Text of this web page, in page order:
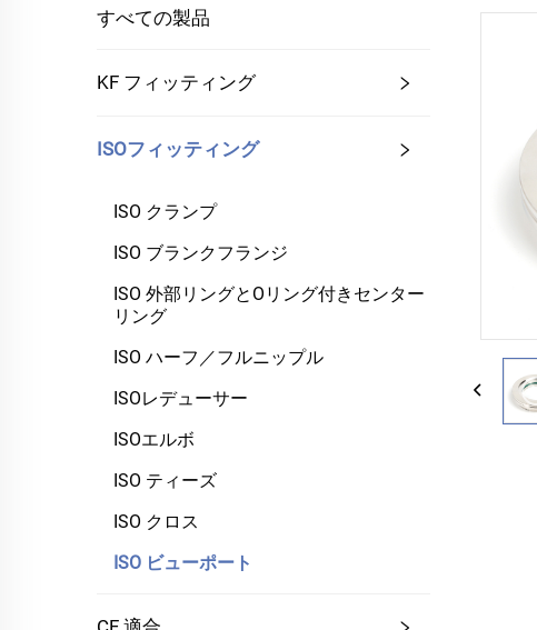
すべての製品
KF フィッティング
ISOフィッティング
ISO クランプ
ISO ブランクフランジ
ISO 外部リングとOリング付きセンター
リング
ISO ハーフ／フルニップル
ISOレデューサー
ISOエルボ
ISO ティーズ
ISO クロス
ISO ビューポート